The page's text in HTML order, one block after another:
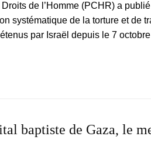
de l’Homme (PCHR) a
systématique de la torture et de
par Israël depuis le 7
baptiste de Gaza, le